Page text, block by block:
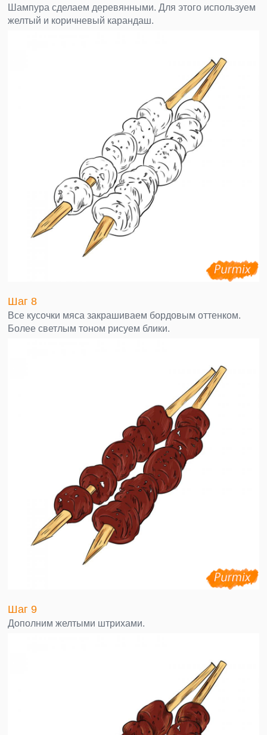
Шампура сделаем деревянными. Для этого используем
желтый и коричневый карандаш.
Шаг 8
Все кусочки мяса закрашиваем бордовым оттенком.
Более светлым тоном рисуем блики.
Шаг 9
Дополним желтыми штрихами.